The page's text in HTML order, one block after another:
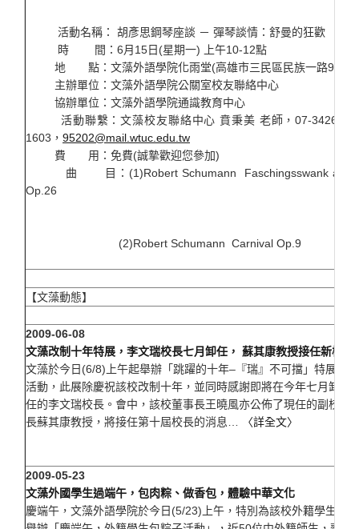
活動名稱： 胡彥思鋼琴座談 － 彈琴談情：舒曼的狂歡
時 間：6月15日(星期一) 上午10-12點
地 點：文藻外語學院化雨堂(高雄市三民區民族一路900
主辦單位：文藻外語學院公關室校友聯絡中心
協辦單位：文藻外語學院通識教育中心
活動聯繫：文藻校友聯絡中心賁秉美 老師，07-
1603， 95202@mail.wtuc.edu.tw
費 用：免費(誠摯歡迎您參加)
曲 目：(1)Robert Schumann Faschingsswank aus
Op.26
(2)Robert Schumann Carnival Op.9
【文藻動態】
2009-06-08
文藻改制十年特展，李文瑞校長七月卸任， 蘇其康教授接任新校長
文藻於今日(6/8)上午起舉辦「跳躍的十年–『瑞』不可擋」特展
活動，此展除慶祝該校改制十年，並同時感謝即將在今年七月卸
任的李文瑞校長。會中，該校董事長王曉風亦公佈了現任的副校
長蘇其康教授，將接任第十屆校長的消息…
〈詳全文〉
2009-05-23
文藻外國學生過端午，包肉粽、做香包，體驗中華文化
慶端午，文藻外語學院於今日(5/23)上午，特別為該校外籍學生